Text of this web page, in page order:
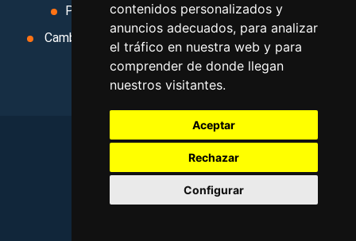
contenidos personalizados y
anuncios adecuados, para analizar
el tráfico en nuestra web y para
comprender de donde llegan
nuestros visitantes.
Aceptar
Rechazar
Configurar
Política de privacidad
Uso de cookies
Cambiar preferencias de cookies
Area privada
Contacto
2026